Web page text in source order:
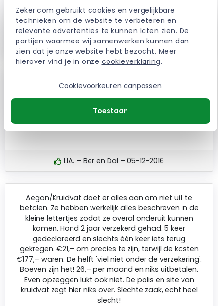
Zeker.com gebruikt cookies en vergelijkbare
technieken om de website te verbeteren en
relevante advertenties te kunnen laten zien. De
partijen waarmee wij samenwerken kunnen dan
zien dat je onze website hebt bezocht. Meer
hierover vind je in onze cookieverklaring.
Cookievoorkeuren aanpassen
Toestaan
mijn hondje
LW. – Gorinchem – 20-04-2017
Super tevreden ! Reeds 6 jaar onze huisdieren
verzekering . Keurig vergoedt en zeer netjes geholpen
door medewerkers .
LIA. – Ber en Dal – 05-12-2016
Aegon/Kruidvat doet er alles aan om niet uit te
betalen. Ze hebben werkelijk alles beschreven in de
kleine lettertjes zodat ze overal onderuit kunnen
komen. Hond 2 jaar verzekerd gehad. 5 keer
gedeclareerd en slechts één keer iets terug
gekregen. €21,– om precies te zijn, terwijl de kosten
€177,– waren. De helft 'viel niet onder de verzekering'.
Boeven zijn het! 26,– per maand en niks uitbetalen.
Even opzeggen lukt ook niet. De polis en site van
kruidvat zegt hier niks over. Slechte zaak, echt heel
slecht!